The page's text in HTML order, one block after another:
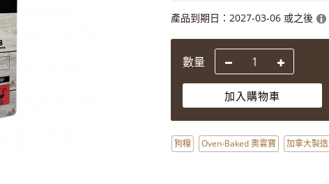
產品到期日： 2027-03-06 或之後
數量
加入購物車
狗糧 Oven-Baked 奧雲寶 加拿大製造